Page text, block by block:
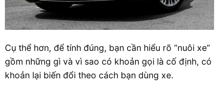
Cụ thể hơn, để tính đúng, bạn cần hiểu rõ “nuôi xe”
gồm những gì và vì sao có khoản gọi là cố định, có
khoản lại biến đổi theo cách bạn dùng xe.